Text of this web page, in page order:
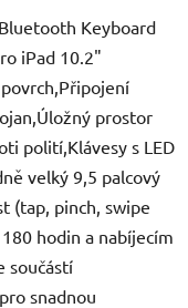
Keyboard
iPad 10.2"
prostor
polití,Klávesy s LED
velký 9,5 palcový
(tap, pinch, swipe
hodin a nabíjecím
součástí
snadnou